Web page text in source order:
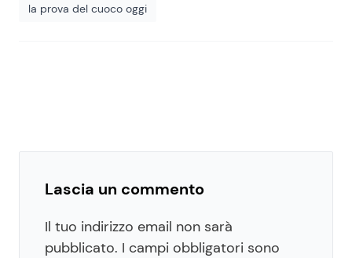
la prova del cuoco oggi
Lascia un commento
Il tuo indirizzo email non sarà
pubblicato. I campi obbligatori sono